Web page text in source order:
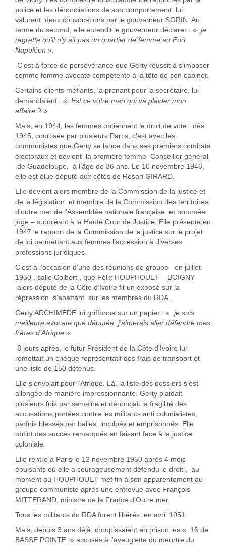
police et les dénonciations de son comportement lui
valurent deux convocations par le gouverneur SORIN. Au
terme du second, elle entendit le gouverneur déclarer : « je
regrette qu’il n’y ait pas un quartier de femme au Fort
Napoléon ».
C’est à force de persévérance que Gerty réussit à s’imposer
comme femme avocate compétente à la tête de son cabinet.
Certains clients méfiants, la prenant pour la secrétaire, lui
demandaient : « Est ce votre mari qui va plaider mon
affaire ? »
Mais, en 1944, les femmes obtiennent le droit de vote : dès
1945, courtisée par plusieurs Partis, c’est avec les
communistes que Gerty se lance dans ses premiers combats
électoraux et devient la première femme Conseiller général
de Guadeloupe, à l’âge de 36 ans. Le 10 novembre 1946,
elle est élue député aux côtés de Rosan GIRARD.
Elle devient alors membre de la Commission de la justice et
de la législation et membre de la Commission des territoires
d’outre mer de l’Assemblée nationale française et nommée
juge – suppléant à la Haute Cour de Justice. Elle présente en
1947 le rapport de la Commission de la justice sur le projet
de loi permettant aux femmes l’accession à diverses
professions juridiques.
C’est à l’occasion d’une des réunions de groupe en juillet
1950 , salle Colbert , que Félix HOUPHOUET – BOIGNY
alors député de la Côte d’Ivoire fit un exposé sur la
répression s’abattant sur les membres du RDA .
Gerty ARCHIMÈDE lui griffonna sur un papier : « je suis
meilleure avocate que députée, j’aimerais aller défendre mes
frères d’Afrique ».
8 jours après, le futur Président de la Côte d’Ivoire lui
remettait un chèque représentatif des frais de transport et
une liste de 150 détenus.
Elle s’envolait pour l’Afrique. Là, la liste des dossiers s’est
allongée de manière impressionnante. Gerty plaidait
plusieurs fois par semaine et dénonçait la fragilité des
accusations portées contre les militants anti colonialistes,
parfois blessés par balles, inculpés et emprisonnés. Elle
obtint des succès remarqués en faisant face à la justice
coloniale.
Elle rentre à Paris le 12 novembre 1950 après 4 mois
épuisants où elle a courageusement défendu le droit , au
moment où HOUPHOUET met fin à son apparentement au
groupe communiste après une entrevue avec François
MITTERAND, ministre de la France d’Outre mer.
Tous les militants du RDA furent libérés en avril 1951.
Mais, depuis 3 ans déjà, croupissaient en prison les « 16 de
BASSE POINTE » accusés à l’aveuglette du meurtre du